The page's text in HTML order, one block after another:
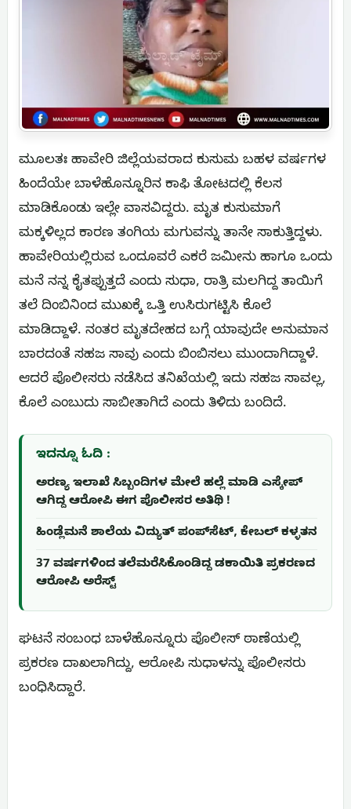
ಮೂಲತಃ ಹಾವೇರಿ ಜಿಲ್ಲೆಯವರಾದ ಕುಸುಮ ಬಹಳ ವರ್ಷಗಳ
ಹಿಂದೆಯೇ ಬಾಳೆಹೊನ್ನೂರಿನ ಕಾಫಿ ತೋಟದಲ್ಲಿ ಕೆಲಸ
ಮಾಡಿಕೊಂಡು ಇಲ್ಲೇ ವಾಸವಿದ್ದರು. ಮೃತ ಕುಸುಮಾಗೆ
ಮಕ್ಕಳಿಲ್ಲದ ಕಾರಣ ತಂಗಿಯ ಮಗುವನ್ನು ತಾನೇ ಸಾಕುತ್ತಿದ್ದಳು.
ಹಾವೇರಿಯಲ್ಲಿರುವ ಒಂದೂವರೆ ಎಕರೆ ಜಮೀನು ಹಾಗೂ ಒಂದು
ಮನೆ ನನ್ನ ಕೈತಪ್ಪುತ್ತದೆ ಎಂದು ಸುಧಾ, ರಾತ್ರಿ ಮಲಗಿದ್ದ ತಾಯಿಗೆ
ತಲೆ ದಿಂಬಿನಿಂದ ಮುಖಕ್ಕೆ ಒತ್ತಿ ಉಸಿರುಗಟ್ಟಿಸಿ ಕೊಲೆ
ಮಾಡಿದ್ದಾಳೆ. ನಂತರ ಮೃತದೇಹದ ಬಗ್ಗೆ ಯಾವುದೇ ಅನುಮಾನ
ಬಾರದಂತೆ ಸಹಜ ಸಾವು ಎಂದು ಬಿಂಬಿಸಲು ಮುಂದಾಗಿದ್ದಾಳೆ.
ಆದರೆ ಪೊಲೀಸರು ನಡೆಸಿದ ತನಿಖೆಯಲ್ಲಿ ಇದು ಸಹಜ ಸಾವಲ್ಲ,
ಕೊಲೆ ಎಂಬುದು ಸಾಬೀತಾಗಿದೆ ಎಂದು ತಿಳಿದು ಬಂದಿದೆ.
ಇದನ್ನೂ ಓದಿ :
ಅರಣ್ಯ ಇಲಾಖೆ ಸಿಬ್ಬಂದಿಗಳ ಮೇಲೆ ಹಲ್ಲೆ ಮಾಡಿ ಎಸ್ಕೇಪ್
ಆಗಿದ್ದ ಆರೋಪಿ ಈಗ ಪೊಲೀಸರ ಅತಿಥಿ !
ಹಿಂಡ್ಲೆಮನೆ ಶಾಲೆಯ ವಿದ್ಯುತ್ ಪಂಪ್‌ಸೆಟ್, ಕೇಬಲ್ ಕಳ್ಳತನ
37 ವರ್ಷಗಳಿಂದ ತಲೆಮರೆಸಿಕೊಂಡಿದ್ದ ಡಕಾಯಿತಿ ಪ್ರಕರಣದ
ಆರೋಪಿ ಅರೆಸ್ಟ್
ಘಟನೆ ಸಂಬಂಧ ಬಾಳೆಹೊನ್ನೂರು ಪೊಲೀಸ್ ಠಾಣೆಯಲ್ಲಿ
ಪ್ರಕರಣ ದಾಖಲಾಗಿದ್ದು, ಆರೋಪಿ ಸುಧಾಳನ್ನು ಪೊಲೀಸರು
ಬಂಧಿಸಿದ್ದಾರೆ.